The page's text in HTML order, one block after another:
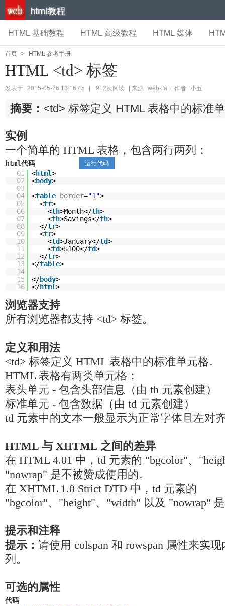
html教程
HTML 基础教程 HTML 高级教程 HTML 媒体
首页 > HTML 参考手册
HTML <td> 标签
发表于 2015-05-26 13:16:45 912次阅读 | 来源 webkfa | 作者 小五
摘要： <td> 标签定义 HTML 表格中的标准
实例
一个简单的 HTML 表格，包含两行两列：
html代码 运行代码
01 <html>
02
<body>
03
04
<table border="1">
05
<tr>
06
<th>Month</th>
07
<th>Savings</th>
08
</tr>
09
<tr>
10
<td>January</td>
11
<td>$100</td>
12
</tr>
13
</table>
14
15
</body>
16
</html>
浏览器支持
所有浏览器都支持 <td> 标签。
定义和用法
<td> 标签定义 HTML 表格中的标准单元格。
HTML 表格有两类单元格：
表头单元 - 包含头部信息（由 th 元素创建）
标准单元 - 包含数据（由 td 元素创建）
td 元素中的文本一般显示为正常字体且左对
HTML 与 XHTML 之间的差异
在 HTML 4.01 中，td 元素的 "bgcolor"、
"nowrap" 是不被赞成使用的。
在 XHTML 1.0 Strict DTD 中，td 元素的
"bgcolor"、"height"、"width" 以及 "nowrap"
提示和注释
提示： 请使用 colspan 和 rowspan 属性来实
列。
可选的属性
代码